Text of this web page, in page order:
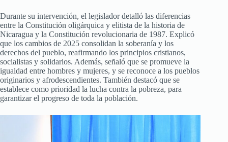
Durante su intervención, el legislador detalló las diferencias
entre la Constitución oligárquica y elitista de la historia de
Nicaragua y la Constitución revolucionaria de 1987. Explicó
que los cambios de 2025 consolidan la soberanía y los
derechos del pueblo, reafirmando los principios cristianos,
socialistas y solidarios. Además, señaló que se promueve la
igualdad entre hombres y mujeres, y se reconoce a los pueblos
originarios y afrodescendientes. También destacó que se
establece como prioridad la lucha contra la pobreza, para
garantizar el progreso de toda la población.